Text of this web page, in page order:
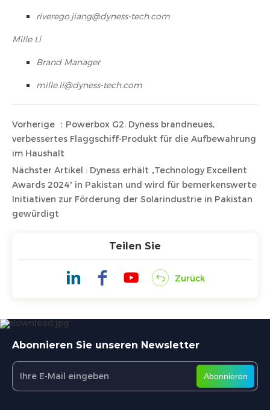
riverego.jiang@dyness-tech.com
Mille Li
Brand Manager
mille.li@dyness-tech.com
Vorherige ：Powerbox G2: Dyness brandneues,
verbessertes Flaggschiff-Produkt für die Aufbewahrung
im Haushalt
Nächster Artikel : Dyness erhält „Technology Excellent
Awards 2024” in Pakistan und wird für bemerkenswerte
Initiativen zur Förderung der Solarindustrie in Pakistan
gewürdigt
Teilen Sie
Zurück
Abonnieren Sie unseren Newsletter
Abonnieren